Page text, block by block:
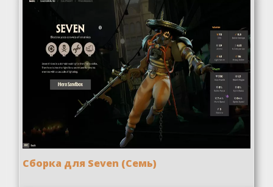
Сборка для Seven (Семь)